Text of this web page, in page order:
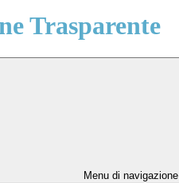
Trasparente
Menu di navigazione